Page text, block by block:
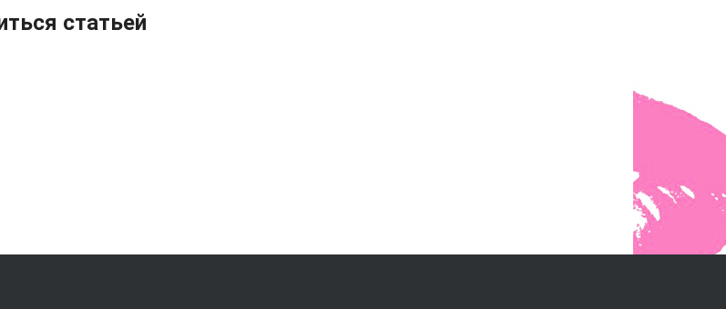
статьей